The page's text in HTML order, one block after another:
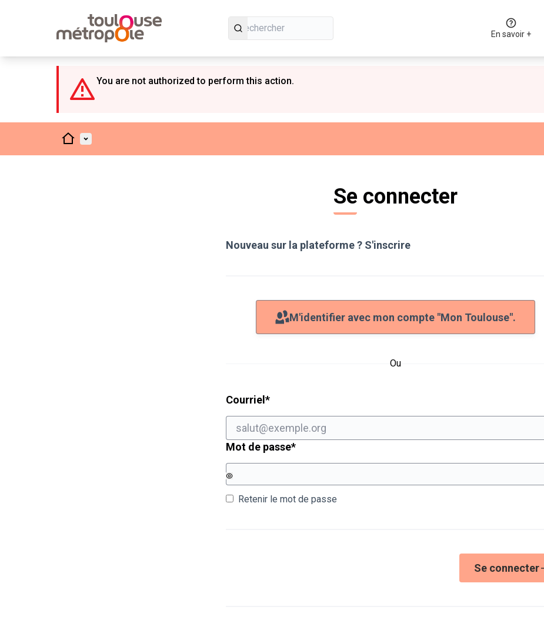
En savoir +
You are not authorized to perform this action.
AccueilMenu principal
Se connecter
Nouveau sur la plateforme ? S'inscrire
M'identifier avec mon compte "Mon Toulouse".
Ou
Courriel *Champ obligatoire
Mot de passe*Champ obligatoire
Retenir le mot de passe
Se connecter